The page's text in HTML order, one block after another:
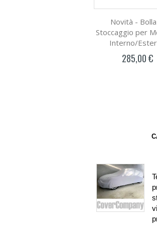
Novità -
Stoccaggio per
Interno/
285,00 €